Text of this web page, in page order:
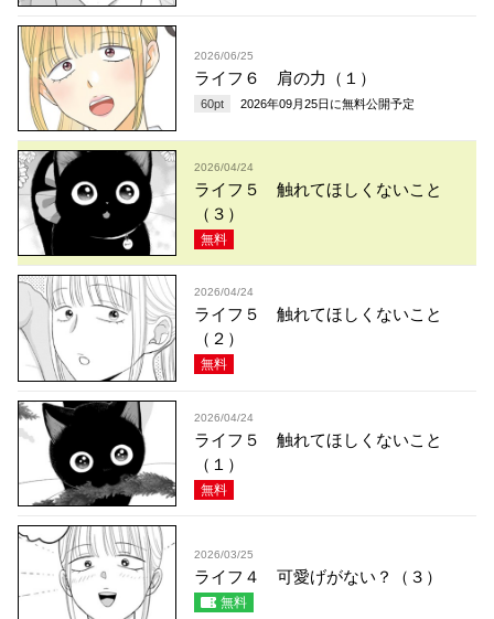
2026/06/25
ライフ６ 肩の力（１）
60pt 2026年09月25日 に無料公開予定
2026/04/24
ライフ５ 触れてほしくないこと
（３）
無料
2026/04/24
ライフ５ 触れてほしくないこと
（２）
無料
2026/04/24
ライフ５ 触れてほしくないこと
（１）
無料
2026/03/25
ライフ４ 可愛げがない？（３）
無料